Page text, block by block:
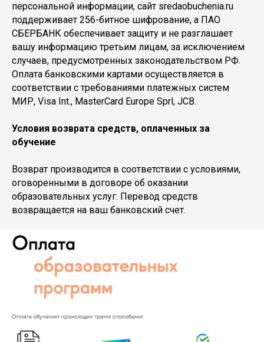
персональной информации, сайт sredaobuchenia.ru
поддерживает 256-битное шифрование, а ПАО
СБЕРБАНК обеспечивает защиту и не разглашает
вашу информацию третьим лицам, за исключением
случаев, предусмотренных законодательством РФ.
Оплата банковскими картами осуществляется в
соответствии с требованиями платежных систем
МИР, Visa Int., MasterCard Europe Sprl, JCB.
Условия возврата средств, оплаченных за
обучение
Возврат производится в соответствии с условиями,
оговоренными в договоре об оказании
образовательных услуг. Перевод средств
возвращается на ваш банковский счет.